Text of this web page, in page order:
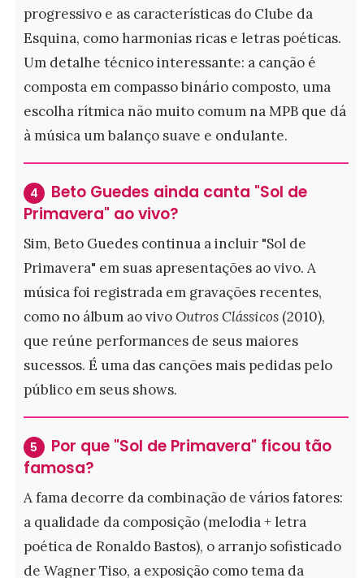
progressivo e as características do Clube da
Esquina, como harmonias ricas e letras poéticas.
Um detalhe técnico interessante: a canção é
composta em compasso binário composto, uma
escolha rítmica não muito comum na MPB que dá
à música um balanço suave e ondulante.
4
Beto Guedes ainda canta "Sol de
Primavera" ao vivo?
Sim, Beto Guedes continua a incluir "Sol de
Primavera" em suas apresentações ao vivo. A
música foi registrada em gravações recentes,
como no álbum ao vivoOutros Clássicos(2010),
que reúne performances de seus maiores
sucessos. É uma das canções mais pedidas pelo
público em seus shows.
5
Por que "Sol de Primavera" ficou tão
famosa?
A fama decorre da combinação de vários fatores:
a qualidade da composição (melodia + letra
poética de Ronaldo Bastos), o arranjo sofisticado
de Wagner Tiso, a exposição como tema da